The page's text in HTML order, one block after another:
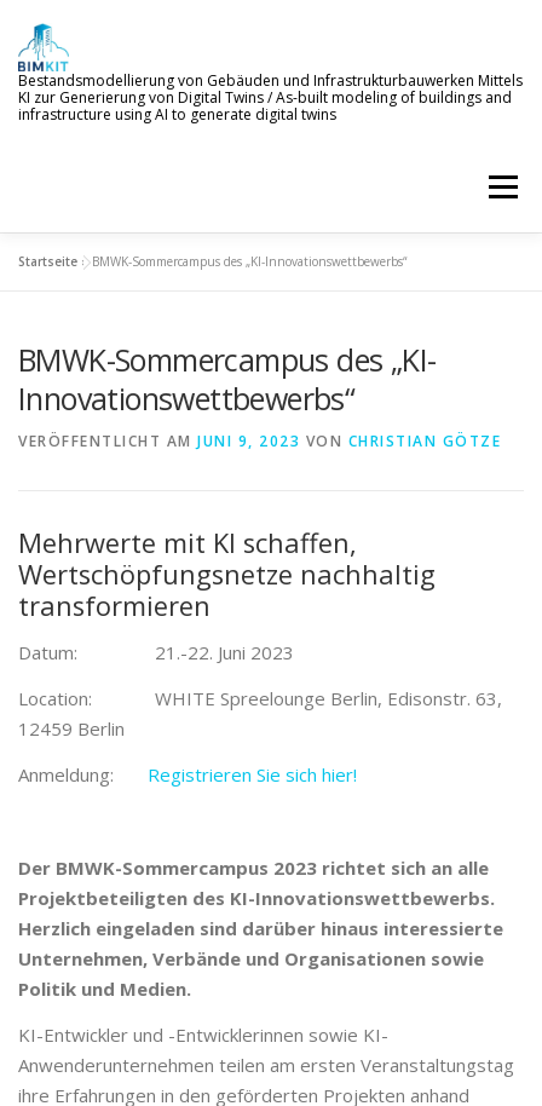
Inhalt
springen
Bestandsmodellierung von Gebäuden und Infrastrukturbauwerken Mittels
KI zur Generierung von Digital Twins / As-built modeling of buildings and
infrastructure using AI to generate digital twins
Menü
PROJEKTERGEBNISSE NEWS BETEILIGTE
Startseite »BMWK-Sommercampus des „KI-Innovationswettbewerbs“
BMWK-Sommercampus des „KI-
Innovationswettbewerbs“
VERÖFFENTLICHT AM JUNI 9, 2023 VON CHRISTIAN GÖTZE
Mehrwerte mit KI schaffen,
Wertschöpfungsnetze nachhaltig
transformieren
Datum: 21.-22. Juni 2023
Location: WHITE Spreelounge Berlin, Edisonstr. 63,
12459 Berlin
Anmeldung: Registrieren Sie sich hier!
Der BMWK-Sommercampus 2023 richtet sich an alle
Projektbeteiligten des KI-Innovationswettbewerbs.
Herzlich eingeladen sind darüber hinaus interessierte
Unternehmen, Verbände und Organisationen sowie
Politik und Medien.
KI-Entwickler und -Entwicklerinnen sowie KI-
Anwenderunternehmen teilen am ersten Veranstaltungstag
ihre Erfahrungen in den geförderten Projekten anhand